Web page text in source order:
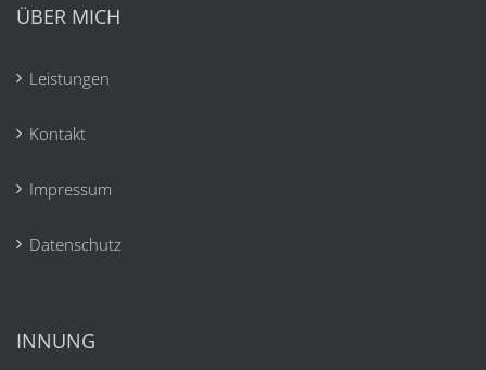
ÜBER MICH
Leistungen
Kontakt
Impressum
Datenschutz
INNUNG